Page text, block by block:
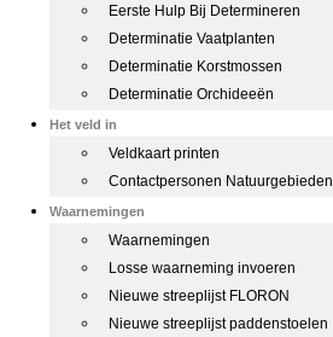
Eerste Hulp Bij Determineren
Determinatie Vaatplanten
Determinatie Korstmossen
Determinatie Orchideeën
Het veld in
Veldkaart printen
Contactpersonen Natuurgebieden
Waarnemingen
Waarnemingen
Losse waarneming invoeren
Nieuwe streeplijst FLORON
Nieuwe streeplijst paddenstoelen